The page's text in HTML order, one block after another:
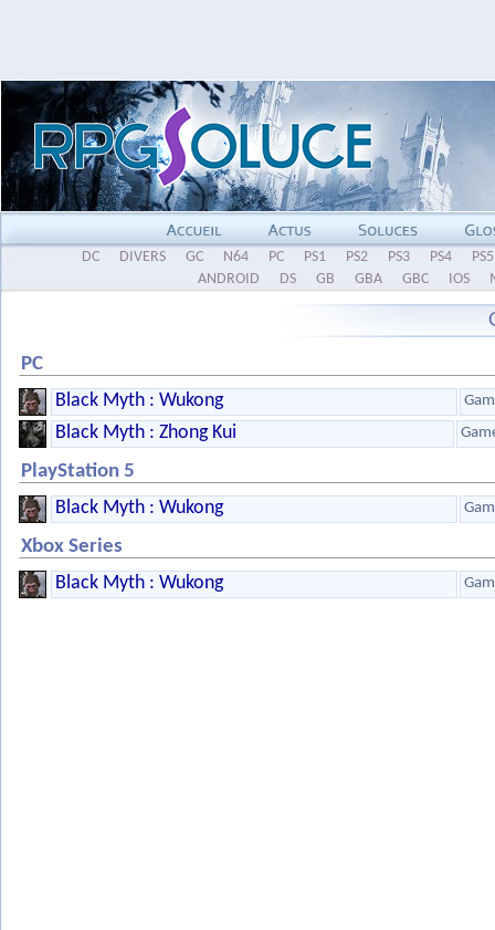
DC DIVERS GC N64 PC PS1 PS2 PS3 PS4
PS5
ANDROID
DS GB GBA GBC IOS
PC
Black Myth : Wukong
Black Myth : Zhong Kui
PlayStation 5
Black Myth : Wukong
Xbox Series
Black Myth : Wukong